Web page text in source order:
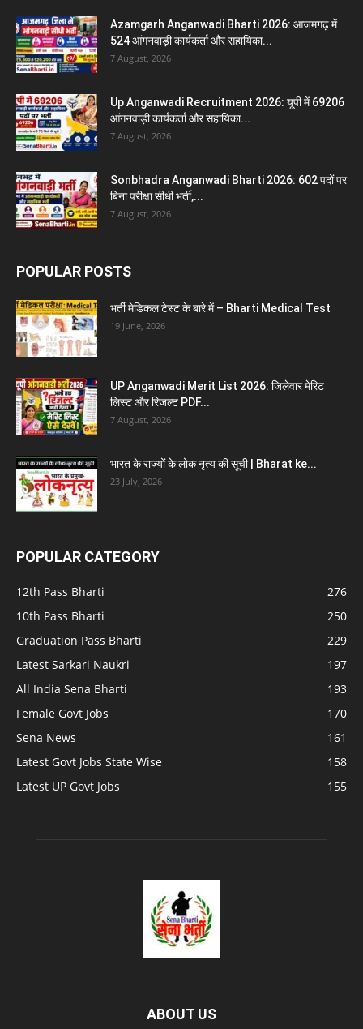
Azamgarh Anganwadi Bharti 2026: आजमगढ़ में
524 आंगनवाड़ी कार्यकर्ता और सहायिका...
7 August, 2026
Up Anganwadi Recruitment 2026: यूपी में 69206
आंगनवाड़ी कार्यकर्ता और सहायिका...
7 August, 2026
Sonbhadra Anganwadi Bharti 2026: 602 पदों पर
बिना परीक्षा सीधी भर्ती,...
7 August, 2026
POPULAR POSTS
भर्ती मेडिकल टेस्ट के बारे में – Bharti Medical Test
19 June, 2026
UP Anganwadi Merit List 2026: जिलेवार मेरिट
लिस्ट और रिजल्ट PDF...
7 August, 2026
भारत के राज्यों के लोक नृत्य की सूची | Bharat ke...
23 July, 2026
POPULAR CATEGORY
12th Pass Bharti
276
10th Pass Bharti
250
Graduation Pass Bharti
229
Latest Sarkari Naukri
197
All India Sena Bharti
193
Female Govt Jobs
170
Sena News
161
Latest Govt Jobs State Wise
158
Latest UP Govt Jobs
155
ABOUT US